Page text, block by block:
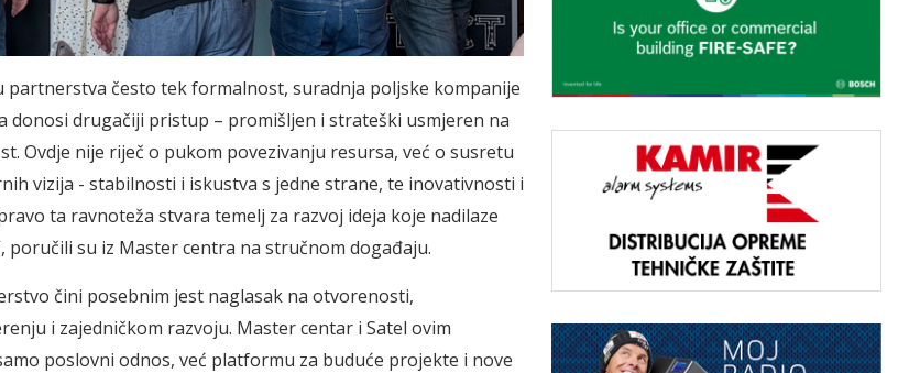
partnerstva često tek formalnost, suradnja poljske kompanije
donosi drugačiji pristup – promišljen i strateški usmjeren na
Ovdje nije riječ o pukom povezivanju resursa, već o susretu
vizija - stabilnosti i iskustva s jedne strane, te inovativnosti i
ta ravnoteža stvara temelj za razvoj ideja koje nadilaze
poručili su iz Master centra na stručnom događaju.
čini posebnim jest naglasak na otvorenosti,
i zajedničkom razvoju. Master centar i Satel ovim
poslovni odnos, već platformu za buduće projekte i nove